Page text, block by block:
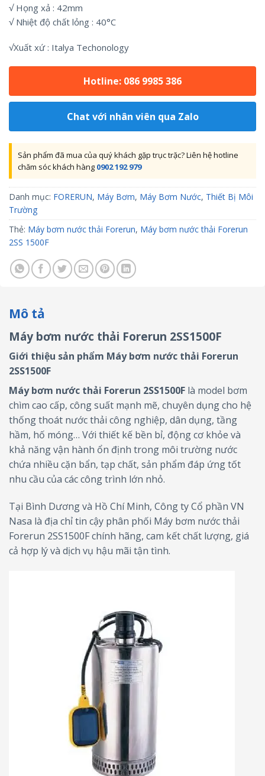
√ Họng xả : 42mm
√ Nhiệt độ chất lỏng : 40°C
√Xuất xứ : Italya Techonology
Hotline: 086 9985 386
Chat với nhân viên qua Zalo
Sản phẩm đã mua của quý khách gặp trục trặc? Liên hệ hotline
chăm sóc khách hàng 0902 192 979
Danh mục: FORERUN, Máy Bơm, Máy Bơm Nước, Thiết Bị Môi
Trường
Thẻ: Máy bơm nước thải Forerun, Máy bơm nước thải Forerun
2SS 1500F
Mô tả
Máy bơm nước thải Forerun 2SS1500F
Giới thiệu sản phẩm Máy bơm nước thải Forerun
2SS1500F
Máy bơm nước thải Forerun 2SS1500F là model bơm
chìm cao cấp, công suất mạnh mẽ, chuyên dụng cho hệ
thống thoát nước thải công nghiệp, dân dụng, tầng
hầm, hố móng… Với thiết kế bền bỉ, động cơ khỏe và
khả năng vận hành ổn định trong môi trường nước
chứa nhiều cặn bẩn, tạp chất, sản phẩm đáp ứng tốt
nhu cầu của các công trình lớn nhỏ.
Tại Bình Dương và Hồ Chí Minh, Công ty Cổ phần VN
Nasa là địa chỉ tin cậy phân phối Máy bơm nước thải
Forerun 2SS1500F chính hãng, cam kết chất lượng, giá
cả hợp lý và dịch vụ hậu mãi tận tình.